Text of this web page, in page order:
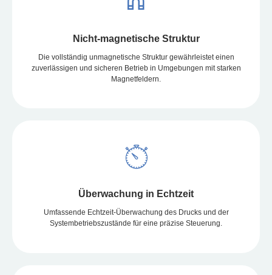
Nicht-magnetische Struktur
Die vollständig unmagnetische Struktur gewährleistet einen
zuverlässigen und sicheren Betrieb in Umgebungen mit starken
Magnetfeldern.
Überwachung in Echtzeit
Umfassende Echtzeit-Überwachung des Drucks und der
Systembetriebszustände für eine präzise Steuerung.